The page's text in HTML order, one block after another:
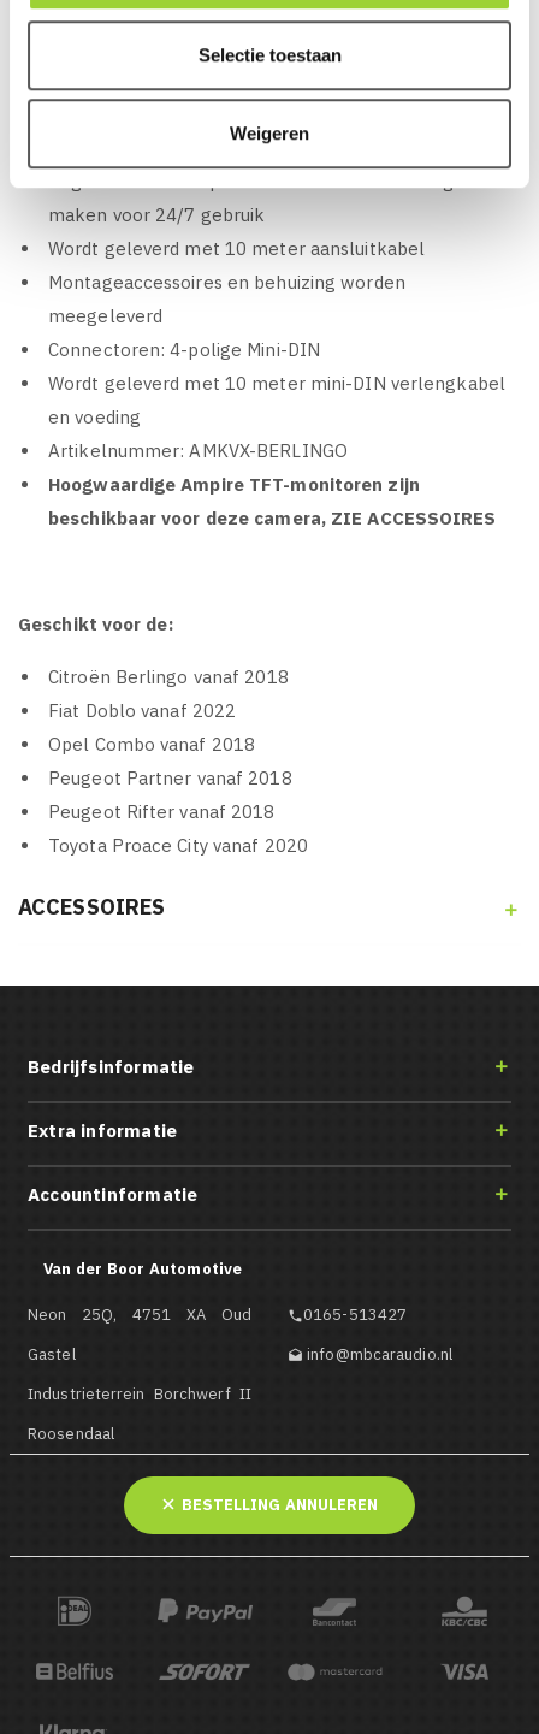
Selectie toestaan
Weigeren
Beeldweergave: Normaal beeld / Spiegelbeeld
Waterdichtheid: IP69
Bedrijfstemperatuur: -30°C tot +70°C
maken voor 24/7 gebruik
Wordt geleverd met 10 meter aansluitkabel
Montageaccessoires en behuizing worden
meegeleverd
Connectoren: 4-polige Mini-DIN
Wordt geleverd met 10 meter mini-DIN verlengkabel
en voeding
Artikelnummer: AMKVX-BERLINGO
Hoogwaardige Ampire TFT-monitoren zijn
beschikbaar voor deze camera, ZIE ACCESSOIRES
Geschikt voor de:
Citroën Berlingo vanaf 2018
Fiat Doblo vanaf 2022
Opel Combo vanaf 2018
Peugeot Partner vanaf 2018
Peugeot Rifter vanaf 2018
Toyota Proace City vanaf 2020
ACCESSOIRES 
Bedrijfsinformatie 
Extra informatie 
Accountinformatie 
Van der Boor Automotive
Neon 25Q, 4751 XA Oud
Gastel
Industrieterrein Borchwerf II
Roosendaal
0165-513427
 info@mbcaraudio.nl
BESTELLING ANNULEREN